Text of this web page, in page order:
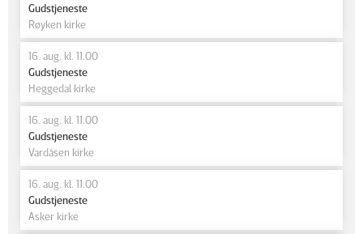
Gudstjeneste
Røyken kirke
16. aug. kl. 11.00
Gudstjeneste
Heggedal kirke
16. aug. kl. 11.00
Gudstjeneste
Vardåsen kirke
16. aug. kl. 11.00
Gudstjeneste
Asker kirke